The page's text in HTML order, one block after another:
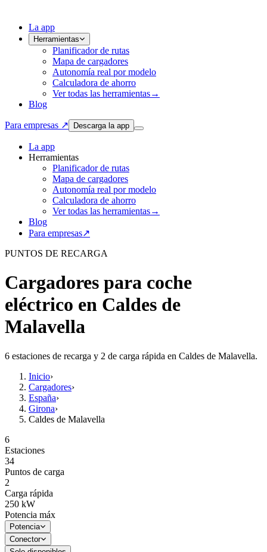
La app
Herramientas
Planificador de rutas
Mapa de cargadores
Autonomía real por modelo
Calculadora de ahorro
Ver todas las herramientas→
Blog
Para empresas ↗ Descarga la app
La app
Herramientas
Planificador de rutas
Mapa de cargadores
Autonomía real por modelo
Calculadora de ahorro
Ver todas las herramientas→
Blog
Para empresas↗
PUNTOS DE RECARGA
Cargadores para coche
eléctrico en Caldes de
Malavella
6 estaciones de recarga y 2 de carga rápida en Caldes de Malavella.
Inicio›
Cargadores›
España›
Girona›
Caldes de Malavella
6
Estaciones
34
Puntos de carga
2
Carga rápida
250 kW
Potencia máx
Potencia
Conector